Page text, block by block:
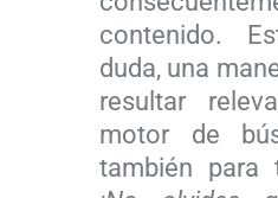
contenido.
duda, una
resultar
motor de
también para
n
t
s
a
p
o
r